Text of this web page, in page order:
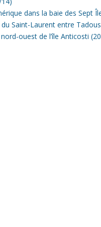
dans la baie des Sept
Saint-Laurent entre
ouest de l’île Anticosti